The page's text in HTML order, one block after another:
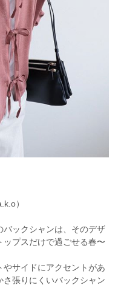
）
ックシャンは、そのデザ
プスだけで過ごせる春〜
サイドにアクセントがあ
張りにくいバックシャン